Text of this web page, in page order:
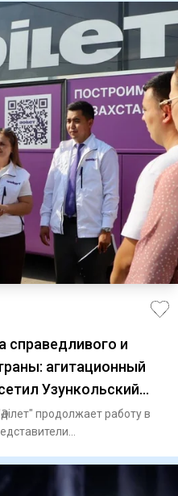
справедливого и
агитационный
Узункольский
продолжает работу в